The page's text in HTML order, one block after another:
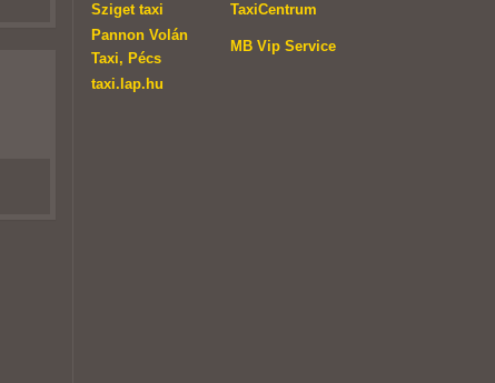
Sziget taxi
TaxiCentrum
Pannon Volán
Taxi, Pécs
MB Vip Service
taxi.lap.hu